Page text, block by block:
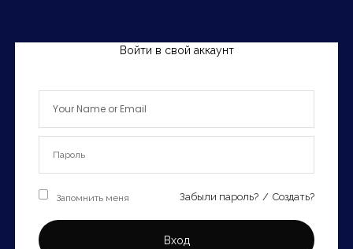
Войти в свой аккаунт
Запомнить меня Создать?
/
Забыли пароль?
Вход